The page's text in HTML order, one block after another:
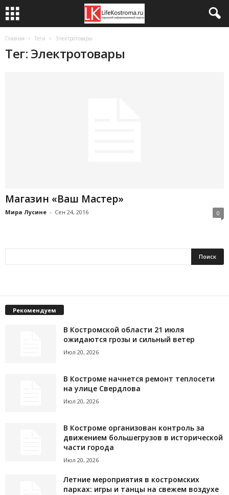
Главная Теги Электротовары
Тег: Электротовары
Магазин «Ваш Мастер»
Мира Лусине - Сен 24, 2016 0
Рекомендуем
В Костромской области 21 июля
ожидаются грозы и сильный ветер
Июл 20, 2026
В Костроме начнется ремонт теплосети
на улице Свердлова
Июл 20, 2026
В Костроме организован контроль за
движением большегрузов в исторической
части города
Июл 20, 2026
Летние мероприятия в костромских
парках: игры и танцы на свежем воздухе